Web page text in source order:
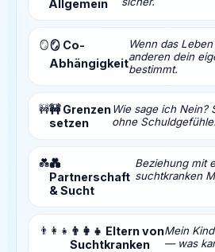
Allgemein
🪞🪞 Co-
Abhängigkeit
Wenn das
anderen dein
bestimmt.
🚧🚧 Grenzen
setzen
Wie sage ich Nein?
ohne Schuldgefühle.
💑💑
Partnerschaft
& Sucht
Beziehung mit
suchtkranken
👨‍👩‍👧 👨‍👩‍👧 Eltern von
Suchtkranken
Mein
— was